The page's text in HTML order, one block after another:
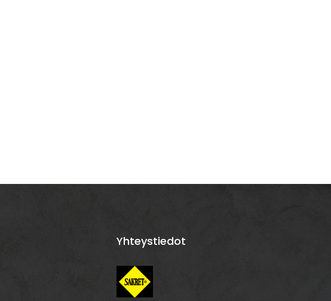
Yhteystiedot